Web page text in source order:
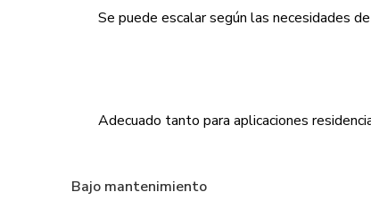
Se puede escalar según las necesidades
Adecuado tanto para aplicaciones
Bajo mantenimiento